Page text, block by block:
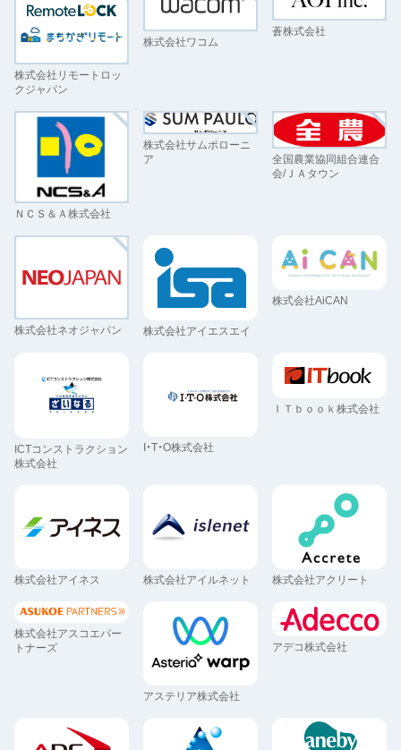
株式会社リモートロッ
クジャパン
株式会社ワコム
蒼株式会社
ＮＣＳ＆Ａ株式会社
株式会社サムポローニ
ア
全国農業協同組合連合
会/ＪＡタウン
株式会社ネオジャパン 株式会社アイエスエイ
株式会社AiCAN
ICTコンストラクション
株式会社
I・T・O株式会社
ＩＴｂｏｏｋ株式会社
株式会社アイネス 株式会社アイルネット 株式会社アクリート
株式会社アスコエパー
トナーズ
アステリア株式会社
アデコ株式会社